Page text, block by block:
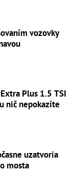
vozovky
Plus 1.5 TSI
nič nepokazíte
uzatvoria
mosta